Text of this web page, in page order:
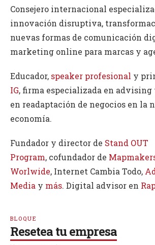
Consejero internacional
innovación disruptiva,
nuevas formas de comunicación
marketing online para marcas y
Educador, speaker profesional y
IG, firma especializada en
en readaptación de negocios en la
economía.
Fundador y director de Stand OUT
Program, cofundador de
Worlwide, Internet Cambia Todo,
Media y más. Digital advisor en
BLOQUE
Resetea tu empresa